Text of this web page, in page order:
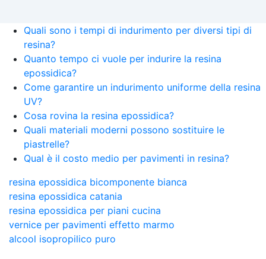
Quali sono i tempi di indurimento per diversi tipi di
resina?
Quanto tempo ci vuole per indurire la resina
epossidica?
Come garantire un indurimento uniforme della resina
UV?
Cosa rovina la resina epossidica?
Quali materiali moderni possono sostituire le
piastrelle?
Qual è il costo medio per pavimenti in resina?
resina epossidica bicomponente bianca
resina epossidica catania
resina epossidica per piani cucina
vernice per pavimenti effetto marmo
alcool isopropilico puro